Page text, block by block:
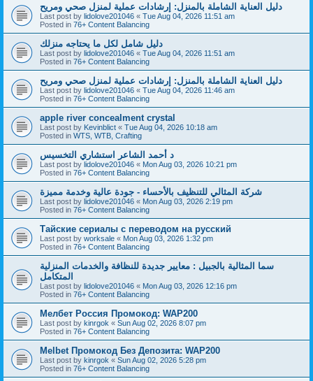
دليل العناية الشاملة بالمنزل: إرشادات عملية لمنزل صحي ومريح
Last post by lidolove201046 « Tue Aug 04, 2026 11:51 am
Posted in 76+ Content Balancing
دليل شامل لكل ما يحتاجه منزلك
Last post by lidolove201046 « Tue Aug 04, 2026 11:51 am
Posted in 76+ Content Balancing
دليل العناية الشاملة بالمنزل: إرشادات عملية لمنزل صحي ومريح
Last post by lidolove201046 « Tue Aug 04, 2026 11:46 am
Posted in 76+ Content Balancing
apple river concealment crystal
Last post by Kevinblict « Tue Aug 04, 2026 10:18 am
Posted in WTS, WTB, Crafting
د أحمد الشاعر استشاري التخسيس
Last post by lidolove201046 « Mon Aug 03, 2026 10:21 pm
Posted in 76+ Content Balancing
شركة المثالي للتنظيف بالأحساء - جودة عالية وخدمة مميزة
Last post by lidolove201046 « Mon Aug 03, 2026 2:19 pm
Posted in 76+ Content Balancing
Тайские сериалы с переводом на русский
Last post by worksale « Mon Aug 03, 2026 1:32 pm
Posted in 76+ Content Balancing
سما المثالية بالجبيل : معايير جديدة للنظافة والخدمات المنزلية
المتكامل
Last post by lidolove201046 « Mon Aug 03, 2026 12:16 pm
Posted in 76+ Content Balancing
Мелбет Россия Промокод: WAP200
Last post by kinrgok « Sun Aug 02, 2026 8:07 pm
Posted in 76+ Content Balancing
Melbet Промокод Без Депозита: WAP200
Last post by kinrgok « Sun Aug 02, 2026 5:28 pm
Posted in 76+ Content Balancing